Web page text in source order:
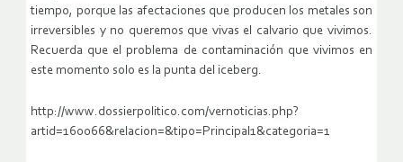
tiempo, porque las afectaciones que producen los metales son
irreversibles y no queremos que vivas el calvario que vivimos.
Recuerda que el problema de contaminación que vivimos en
este momento solo es la punta del iceberg.
http://www.dossierpolitico.com/vernoticias.php?
artid=160066&relacion=&tipo=Principal1&categoria=1